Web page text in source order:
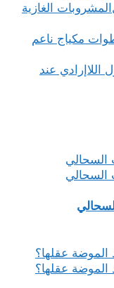
المشروبات الغازية
مكياج ناعم
اللاإرادي عند